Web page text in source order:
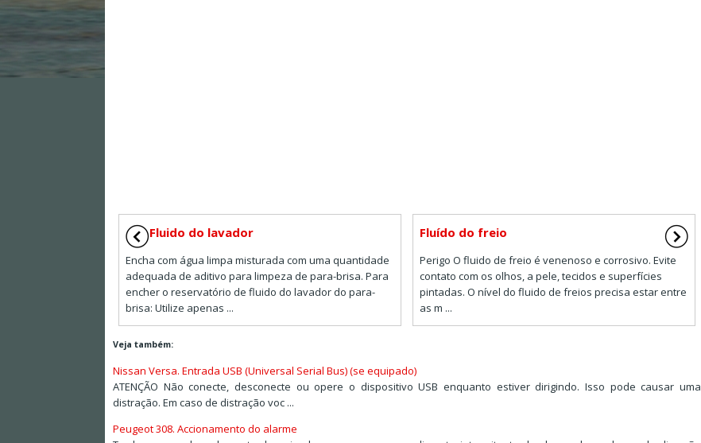
Fluido do lavador
Encha com água limpa misturada com uma quantidade
adequada de aditivo para limpeza de para-brisa. Para
encher o reservatório de fluido do lavador do para-
brisa: Utilize apenas ...
Fluído do freio
Perigo O fluido de freio é venenoso e corrosivo. Evite
contato com os olhos, a pele, tecidos e superfícies
pintadas. O nível do fluido de freios precisa estar entre
as m ...
Veja também:
Nissan Versa. Entrada USB (Universal Serial Bus) (se equipado)
ATENÇÃO Não conecte, desconecte ou opere o dispositivo USB enquanto estiver dirigindo. Isso pode causar uma
distração. Em caso de distração voc ...
Peugeot 308. Accionamento do alarme